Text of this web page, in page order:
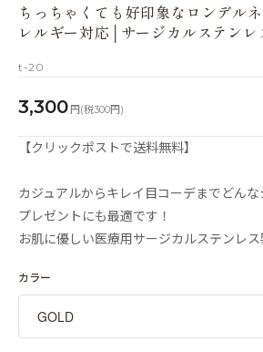
ちっちゃくても好印象なロンデル
レルギー対応│サージカルステン
t-20
3,300 円(税300円)
【クリックポストで送料無料】
カジュアルからキレイ目コーデまでどん
プレゼントにも最適です！
お肌に優しい医療用サージカルステンレス
カラー